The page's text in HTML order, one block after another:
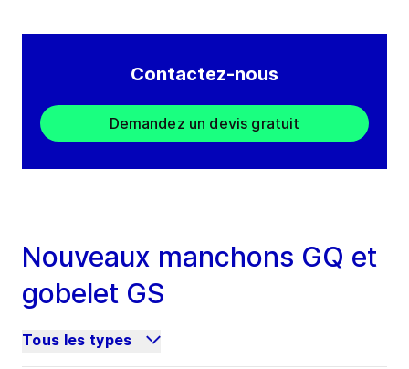
Contactez-nous
Demandez un devis gratuit
Nouveaux manchons GQ et
gobelet GS
Tous les types